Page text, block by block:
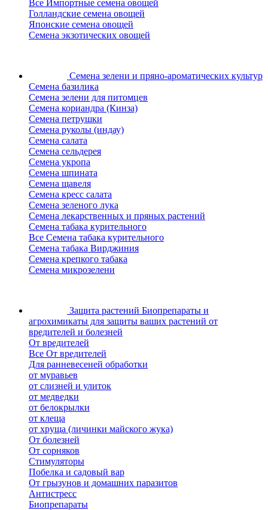
Все Импортные семена овощей
Голландские семена овощей
Японские семена овощей
Семена экзотических овощей
Семена зелени и пряно-ароматических культур
Семена базилика
Семена зелени для питомцев
Семена кориандра (Кинза)
Семена петрушки
Семена руколы (индау)
Семена салата
Семена сельдерея
Семена укропа
Семена шпината
Семена щавеля
Семена кресс салата
Семена зеленого лука
Семена лекарственных и пряных растений
Семена табака курительного
Все Семена табака курительного
Семена табака Вирджиния
Семена крепкого табака
Семена микрозелени
Защита растений Биопрепараты и
агрохимикаты для защиты ваших растений от
вредителей и болезней
От вредителей
Все От вредителей
Для ранневесеней обработки
от муравьев
от слизней и улиток
от медведки
от белокрылки
от клеща
от хруща (личинки майского жука)
От болезней
От сорняков
Стимуляторы
Побелка и садовый вар
От грызунов и домашних паразитов
Антистресс
Биопрепараты